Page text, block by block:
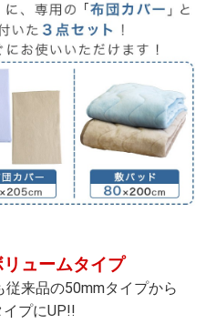
ュームタイプ
来品の50mmタイプから
イプにUP!!